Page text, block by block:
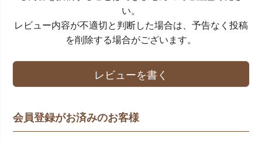
い。
レビュー内容が不適切と判断した場合は、予告なく投稿
を削除する場合がございます。
レビューを書く
会員登録がお済みのお客様